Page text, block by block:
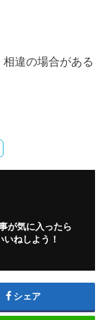
違の場合がある
が気に入ったら
いねしよう！
シェア